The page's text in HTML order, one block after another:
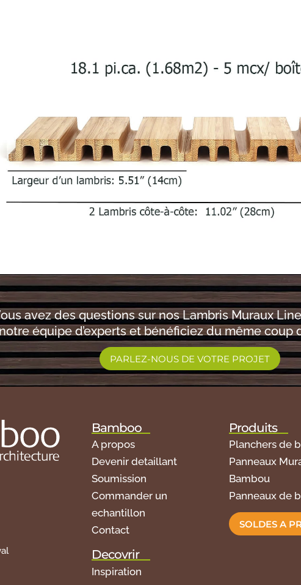
avez des questions sur nos Lambris Muraux
équipe d’experts et bénéficiez du même coup
PARLEZ-NOUS DE VOTRE PROJET
Bamboo
A propos
Devenir detaillant
Soumission
Commander un
echantillon
Contact
Decovrir
Inspiration
Produits
Planchers de
Panneaux
Bambou
Panneaux de
SOLDES A